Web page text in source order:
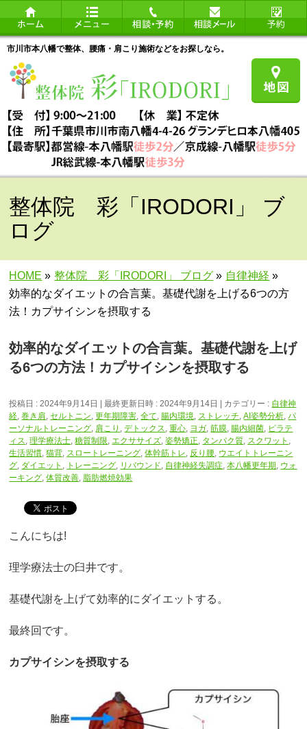
市川市本八幡で整体、腰痛・肩こり施術などをお探しなら。
整体院 彩「IRODORI」 ブ
ログ
HOME » 整体院 彩「IRODORI」 ブログ » 自律神経 »
効率的なダイエットの合言葉。基礎代謝を上げる6つの方
法！カプサイシンを摂取する
効率的なダイエットの合言葉。基礎代謝を上げ
る6つの方法！カプサイシンを摂取する
投稿日 : 2024年9月14日 最終更新日時 : 2024年9月14日 カテゴリー : 自律神
経,巻き肩,セルトニン,更年期障害,全て, 腸内環境, ストレッチ,AI姿勢分析,パ
ーソナルトレーニング, 肩こり ,デトックス,重心, ヨガ,筋膜, 腸内細菌, ピラテ
ィス,理学療法士,糖質制限,エクササイズ,姿勢矯正, タンパク質, スクワット ,
生活習慣,猫背, スロートレーニング,体幹筋トレ, 反り腰, ウエイトトレーニン
グ, ダイエット , トレーニング, リバウンド, 自律神経失調症,本八幡更年期, ウォ
ーキング,体質改善, 脂肪燃焼効果
こんにちは!
理学療法士の臼井です。
基礎代謝を上げて効率的にダイエットする。
最終回です。
カプサイシンを摂取する